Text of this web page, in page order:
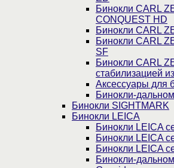
Бинокли CARL
CONQUEST HD
Бинокли CARL
Бинокли CARL
SF
Бинокли CARL
стабилизацией
Аксессуары для
Бинокли-
Бинокли SIGHTMARK
Бинокли LEICA
Бинокли LEICA
Бинокли LEICA
Бинокли LEICA
Бинокли-